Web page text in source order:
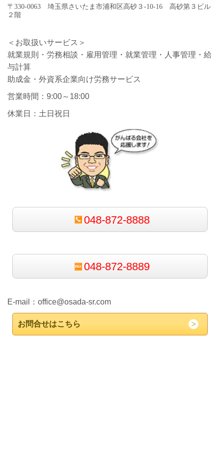
〒330-0063 埼玉県さいたま市浦和区高砂３-10-16 高砂第３ビル
２階
＜お取扱いサービス＞
就業規則・労務相談・雇用管理・就業管理・人事管理・給
与計算
助成金・外資系企業向け労務サービス
営業時間：9:00～18:00
休業日：土日祝日
048-872-8888
048-872-8889
E-mail： office@osada-sr.com
お問合せはこちら